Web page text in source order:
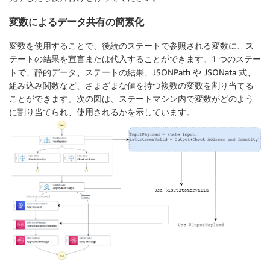
変数によるデータ共有の簡素化
変数を使用することで、後続のステートで参照される変数に、ス
テートの結果を宣言または代入することができます。1 つのステー
トで、静的データ、ステートの結果、JSONPath や JSONata 式、
組み込み関数など、さまざまな値を持つ複数の変数を割り当てる
ことができます。次の図は、ステートマシン内で変数がどのよう
に割り当てられ、使用されるかを示しています。